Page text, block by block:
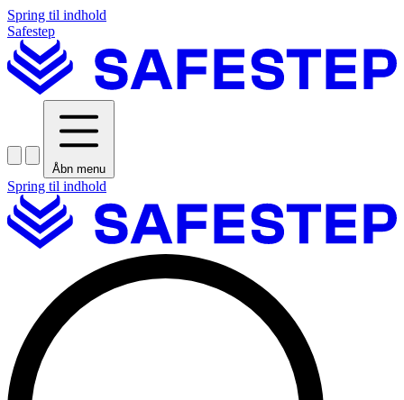
Spring til indhold
Safestep
Åbn menu
Spring til indhold